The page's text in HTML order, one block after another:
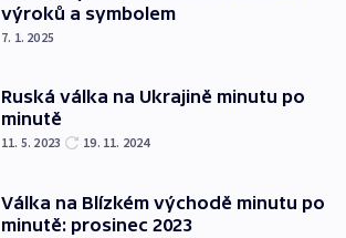
výroků a symbolem
7. 1. 2025
Ruská válka na Ukrajině minutu po
minutě
11. 5. 2023 19. 11. 2024
Válka na Blízkém východě minutu po
minutě: prosinec 2023